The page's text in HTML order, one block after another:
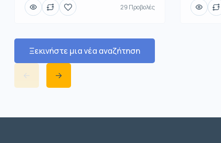
29 Προβολές
Ξεκινήστε μια νέα αναζήτηση